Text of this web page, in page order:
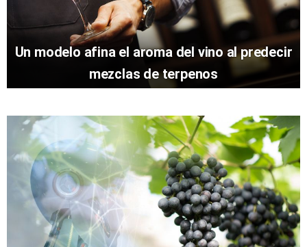
Un modelo afina el aroma del vino al predecir
mezclas de terpenos